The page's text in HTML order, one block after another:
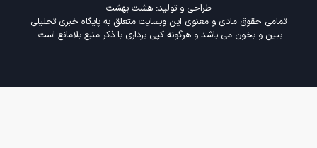
تمامی حقوق مادی و معنوی این وبسایت متعلق به پایگاه خبری تحلیلی
ببین و بخون می باشد و هرگونه کپی برداری با ذکر منبع بلامانع است.
طراحی و تولید:هشت بهشت